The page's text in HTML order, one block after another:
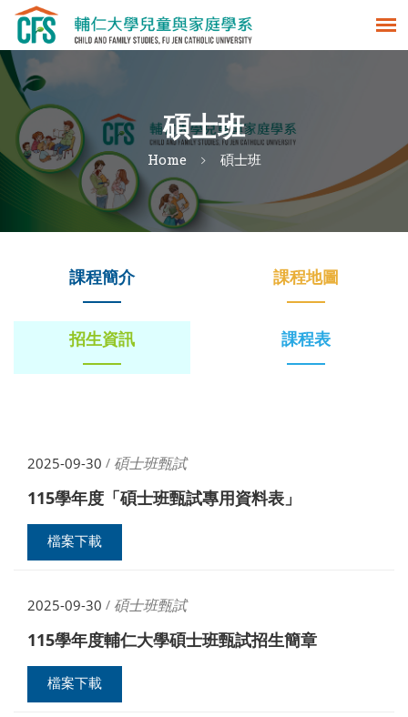
碩士班
Home 碩士班
課程簡介 課程地圖
招生資訊 課程表
2025-09-30 / 碩士班甄試
115學年度「碩士班甄試專用資料表」
檔案下載
2025-09-30 / 碩士班甄試
115學年度輔仁大學碩士班甄試招生簡章
檔案下載